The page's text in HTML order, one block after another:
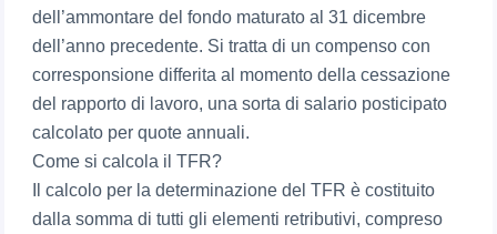
dell’ammontare del fondo maturato al 31 dicembre
dell’anno precedente. Si tratta di un compenso con
corresponsione differita al momento della cessazione
del rapporto di lavoro, una sorta di salario posticipato
calcolato per quote annuali.
Come si calcola il TFR?
Il calcolo per la determinazione del TFR è costituito
dalla somma di tutti gli elementi retributivi, compreso